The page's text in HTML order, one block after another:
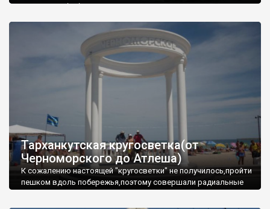
запрошую відвідати це
Тарханкутская кругосветка(от
Черноморского до Атлеша)
К сожалению настоящей "кругосветки" не получилось,пройти
пешком вдоль побережья,поэтому совершали радиальные